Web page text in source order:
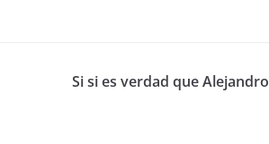
Si si es verdad que Alejandro